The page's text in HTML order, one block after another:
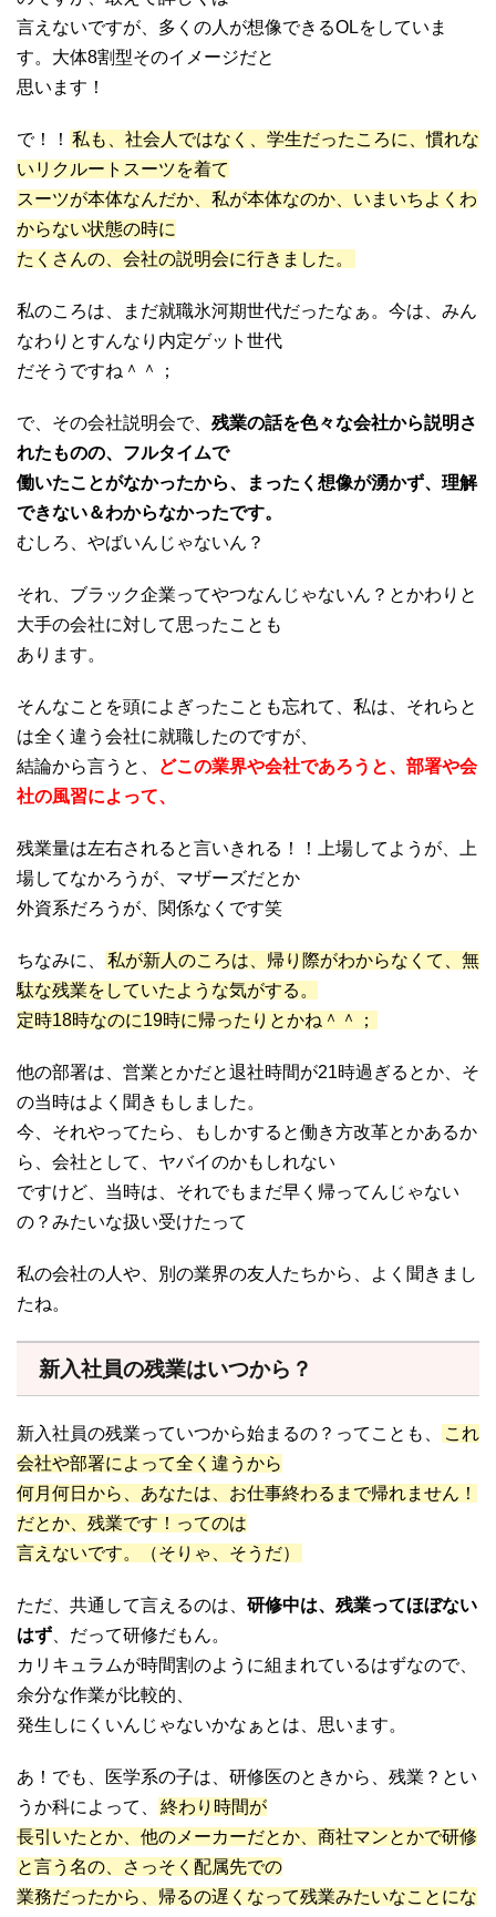
言えないですが、多くの人が想像できるOLをしていま
す。大体8割型そのイメージだと
思います！
で！！ 私も、社会人ではなく、学生だったころに、慣れな
いリクルートスーツを着て
スーツが本体なんだか、私が本体なのか、いまいちよくわ
からない状態の時に
たくさんの、会社の説明会に行きました。
私のころは、まだ就職氷河期世代だったなぁ。今は、みん
なわりとすんなり内定ゲット世代
だそうですね＾＾；
で、その会社説明会で、 残業の話を色々な会社から説明さ
れたものの、フルタイムで
働いたことがなかったから、まったく想像が湧かず、理解
できない＆わからなかったです。
むしろ、やばいんじゃないん？
それ、ブラック企業ってやつなんじゃないん？とかわりと
大手の会社に対して思ったことも
あります。
そんなことを頭によぎったことも忘れて、私は、それらと
は全く違う会社に就職したのですが、
結論から言うと、
どこの業界や会社であろうと、部署や会
社の風習によって、
残業量は左右されると言いきれる！！上場してようが、上
場してなかろうが、マザーズだとか
外資系だろうが、関係なくです笑
ちなみに、
私が新人のころは、帰り際がわからなくて、無
駄な残業をしていたような気がする。
定時18時なのに19時に帰ったりとかね＾＾；
他の部署は、営業とかだと退社時間が21時過ぎるとか、そ
の当時はよく聞きもしました。
今、それやってたら、もしかすると働き方改革とかあるか
ら、会社として、ヤバイのかもしれない
ですけど、当時は、それでもまだ早く帰ってんじゃない
の？みたいな扱い受けたって
私の会社の人や、別の業界の友人たちから、よく聞きまし
たね。
新入社員の残業はいつから？
新入社員の残業っていつから始まるの？ってことも、
これ
会社や部署によって全く違うから
何月何日から、あなたは、お仕事終わるまで帰れません！
だとか、残業です！ってのは
言えないです。（そりゃ、そうだ）
ただ、共通して言えるのは、 研修中は、残業ってほぼない
はず 、だって研修だもん。
カリキュラムが時間割のように組まれているはずなので、
余分な作業が比較的、
発生しにくいんじゃないかなぁとは、思います。
あ！でも、医学系の子は、研修医のときから、残業？とい
うか科によって、
終わり時間が
長引いたとか、他のメーカーだとか、商社マンとかで研修
と言う名の、さっそく配属先での
業務だったから、帰るの遅くなって残業みたいなことにな